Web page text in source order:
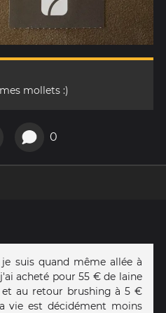
mollets :)
0
suis quand même allée à
acheté pour 55 € de laine
et au retour brushing à 5 €
vie est décidément moins